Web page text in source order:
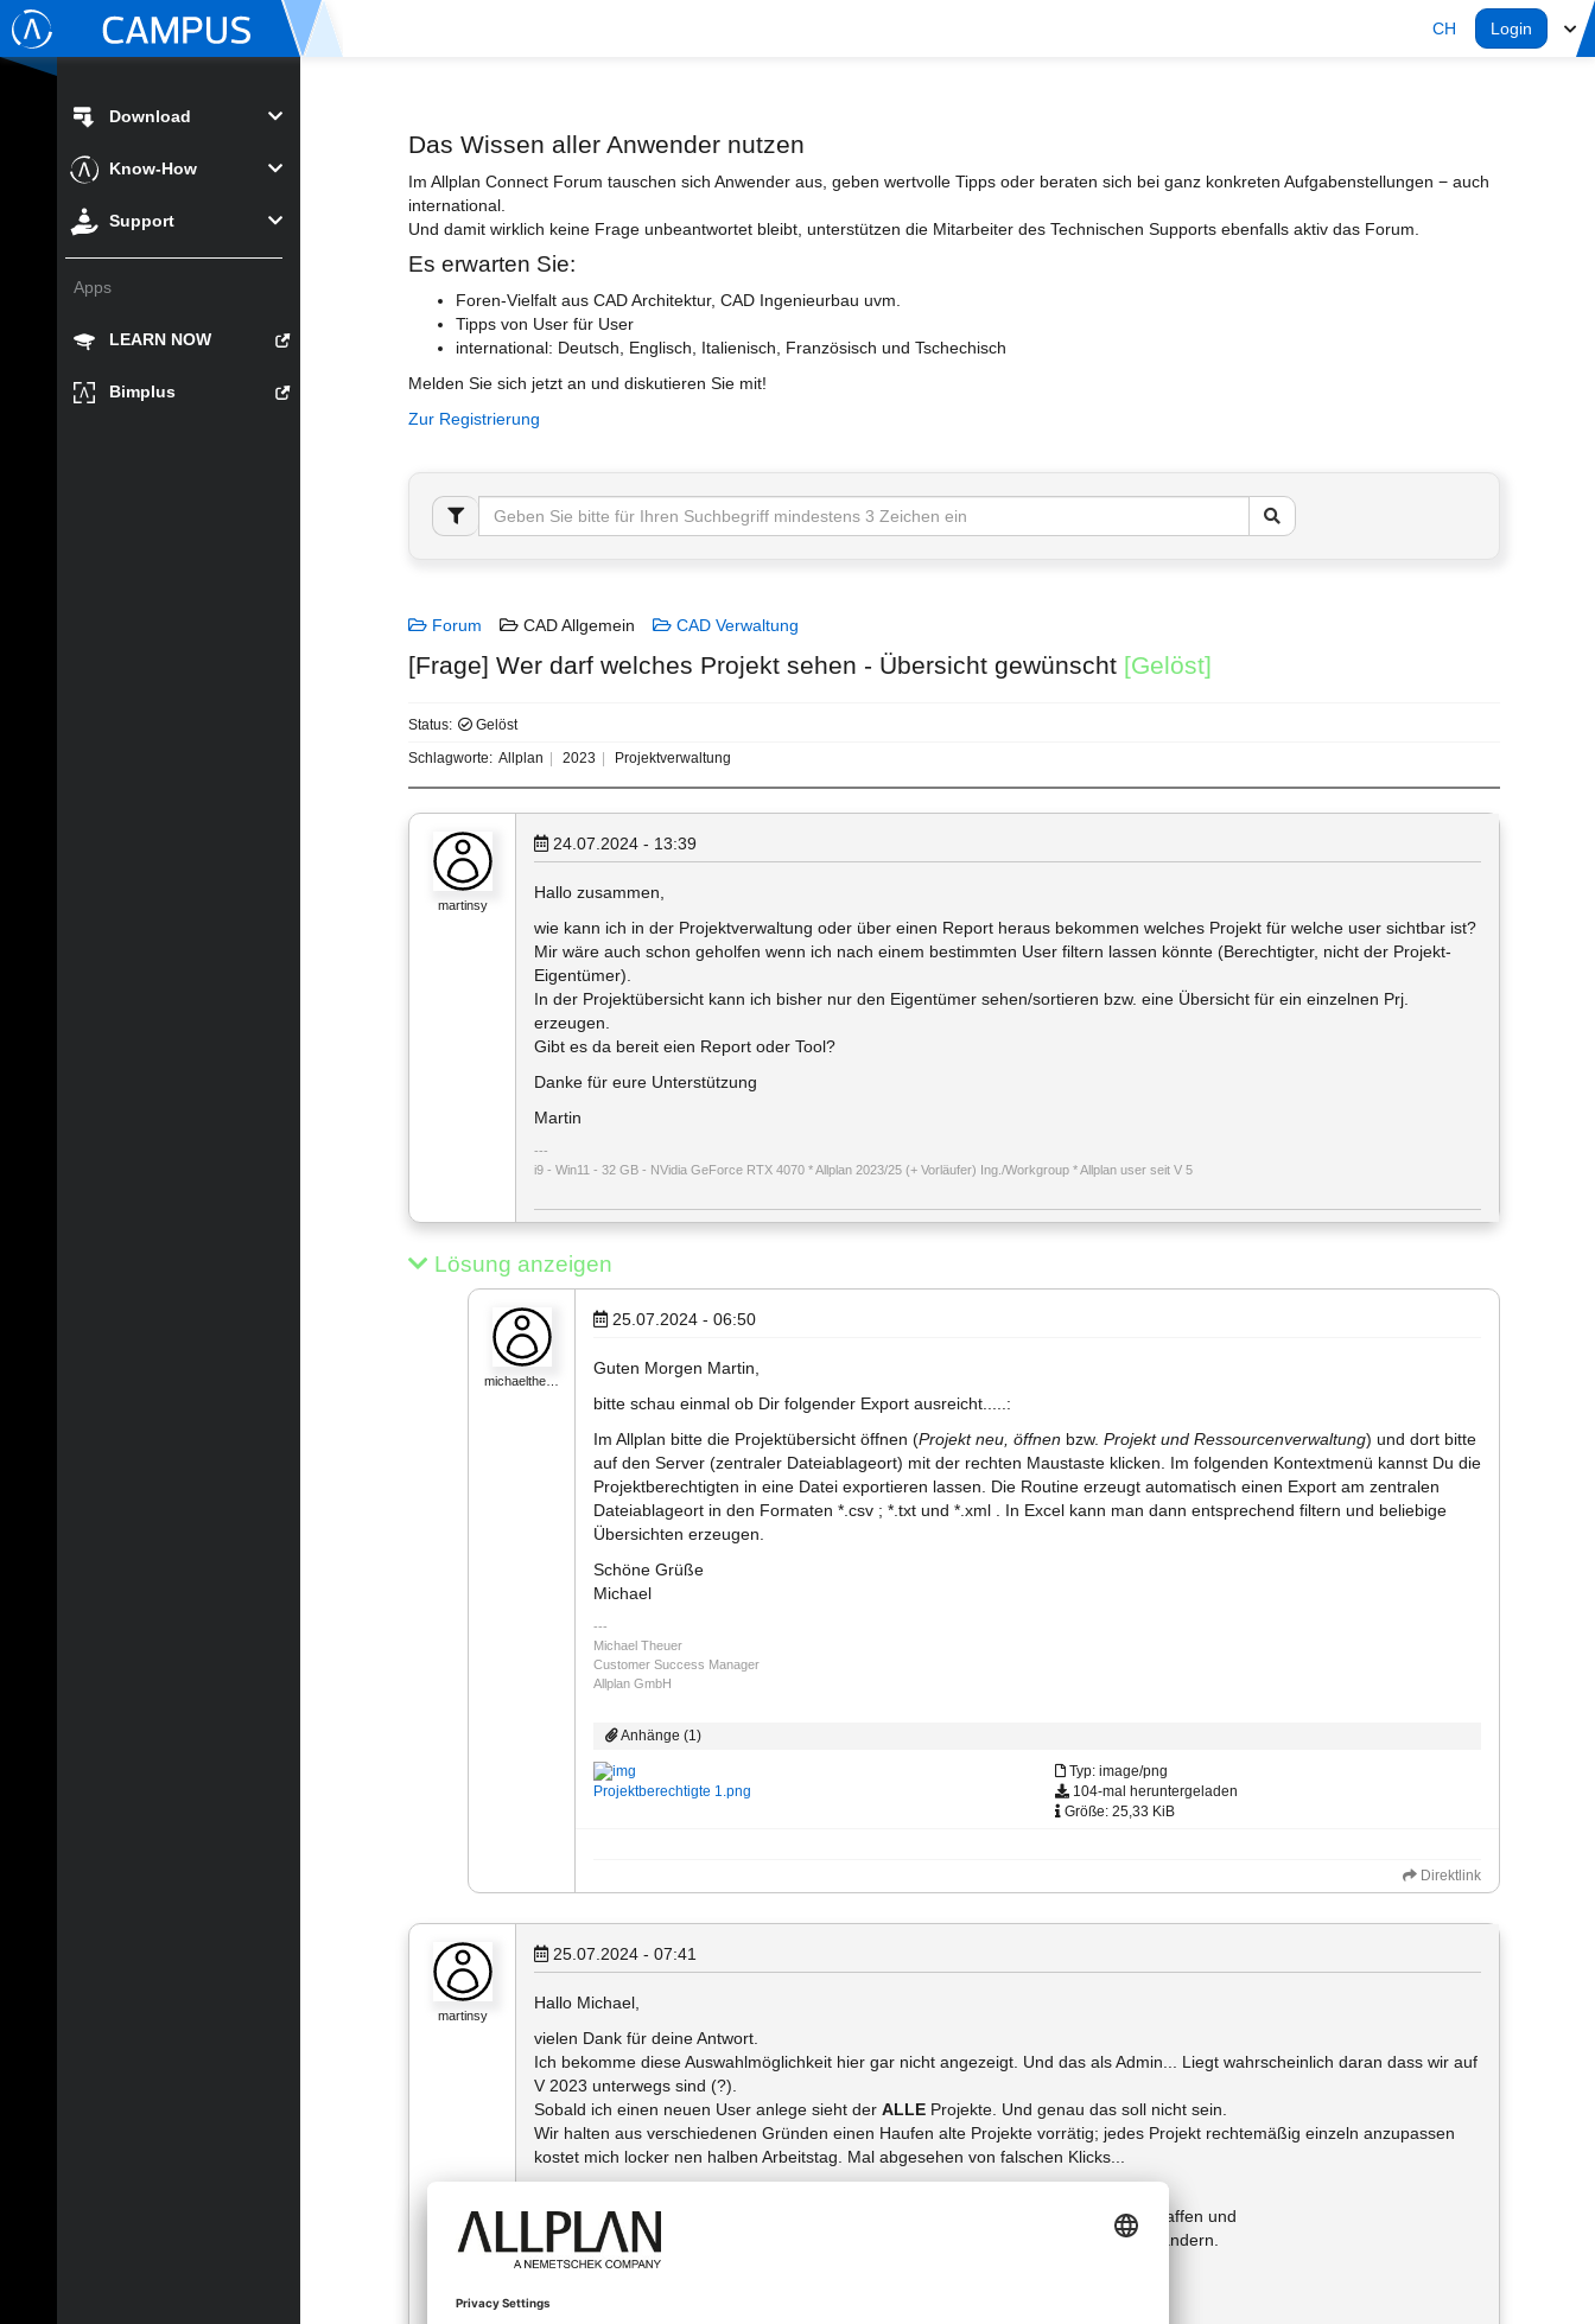
CH Login
Download
Know-How
Support
Apps
LEARN NOW
Bimplus
Das Wissen aller Anwender nutzen
Im Allplan Connect Forum tauschen sich Anwender aus, geben wertvolle Tipps oder beraten sich bei ganz konkreten Aufgabenstellungen − auch
international.
Und damit wirklich keine Frage unbeantwortet bleibt, unterstützen die Mitarbeiter des Technischen Supports ebenfalls aktiv das Forum.
Es erwarten Sie:
Foren-Vielfalt aus CAD Architektur, CAD Ingenieurbau uvm.
Tipps von User für User
international: Deutsch, Englisch, Italienisch, Französisch und Tschechisch
Melden Sie sich jetzt an und diskutieren Sie mit!
Zur Registrierung
Forum CAD Allgemein CAD Verwaltung
[Frage] Wer darf welches Projekt sehen - Übersicht gewünscht [Gelöst]
Status:
Gelöst
Schlagworte: Allplan 2023 Projektverwaltung
martinsy
24.07.2024 - 13:39
Hallo zusammen,
wie kann ich in der Projektverwaltung oder über einen Report heraus bekommen welches Projekt für welche user sichtbar ist?
Mir wäre auch schon geholfen wenn ich nach einem bestimmten User filtern lassen könnte (Berechtigter, nicht der Projekt-
Eigentümer).
In der Projektübersicht kann ich bisher nur den Eigentümer sehen/sortieren bzw. eine Übersicht für ein einzelnen Prj.
erzeugen.
Gibt es da bereit eien Report oder Tool?
Danke für eure Unterstützung
Martin
i9 - Win11 - 32 GB - NVidia GeForce RTX 4070 * Allplan 2023/25 (+ Vorläufer) Ing./Workgroup * Allplan user seit V 5
Lösung anzeigen
michaelthe…
25.07.2024 - 06:50
Guten Morgen Martin,
bitte schau einmal ob Dir folgender Export ausreicht.....:
Im Allplan bitte die Projektübersicht öffnen (Projekt neu, öffnen bzw. Projekt und Ressourcenverwaltung) und dort bitte
auf den Server (zentraler Dateiablageort) mit der rechten Maustaste klicken. Im folgenden Kontextmenü kannst Du die
Projektberechtigten in eine Datei exportieren lassen. Die Routine erzeugt automatisch einen Export am zentralen
Dateiablageort in den Formaten *.csv ; *.txt und *.xml . In Excel kann man dann entsprechend filtern und beliebige
Übersichten erzeugen.
Schöne Grüße
Michael
Michael Theuer
Customer Success Manager
Allplan GmbH
Anhänge (1)
Projektberechtigte 1.png
Typ: image/png
104-mal heruntergeladen
Größe: 25,33 KiB
Direktlink
martinsy
25.07.2024 - 07:41
Hallo Michael,
vielen Dank für deine Antwort.
Ich bekomme diese Auswahlmöglichkeit hier gar nicht angezeigt. Und das als Admin... Liegt wahrscheinlich daran dass wir auf
V 2023 unterwegs sind (?).
Sobald ich einen neuen User anlege sieht der ALLE Projekte. Und genau das soll nicht sein.
Wir halten aus verschiedenen Gründen einen Haufen alte Projekte vorrätig; jedes Projekt rechtemäßig einzeln anzupassen
kostet mich locker nen halben Arbeitstag. Mal abgesehen von falschen Klicks...
1. Die Möglichkeit mir eine entsprechende Übersicht über Berechtigungen zu verschaffen und
2. Die Berechtigungen für einen einzelnen User für mehrere Projekte auf einmal zu ändern.
Freundliche Grüße,